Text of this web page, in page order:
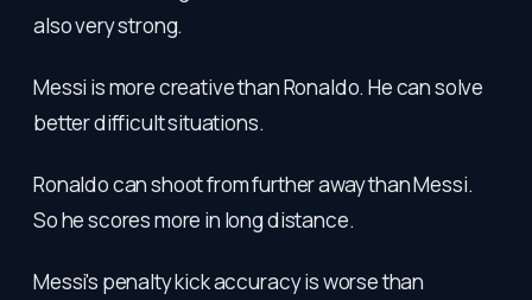
also very strong.
Messi is more creative than Ronaldo. He can solve
better difficult situations.
Ronaldo can shoot from further away than Messi.
So he scores more in long distance.
Messi's penalty kick accuracy is worse than